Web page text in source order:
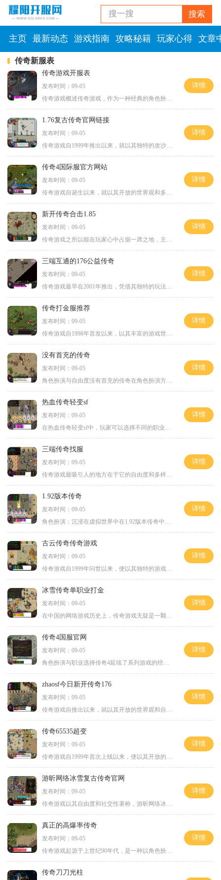
搜一搜 搜索
主页 最新动态 游戏指南 攻略秘籍 玩家心得 文章
传奇新服表
传奇游戏开服表
发布时间：09-05
详情
1.76复古传奇官网链接
发布时间：09-05
详情
传奇4国际服官方网站
发布时间：09-05
详情
新开传奇合击1.85
发布时间：09-05
详情
三端互通的176公益传奇
发布时间：09-05
详情
传奇打金服推荐
发布时间：09-05
详情
没有首充的传奇
发布时间：09-05
详情
热血传奇轻变sf
发布时间：09-05
详情
三端传奇找服
发布时间：09-05
详情
1.92版本传奇
发布时间：09-05
详情
古云传奇传奇游戏
发布时间：09-05
详情
冰雪传奇单职业打金
发布时间：09-05
详情
传奇4国服官网
发布时间：09-05
详情
zhaosf今日新开传奇176
发布时间：09-05
详情
传奇65535超变
发布时间：09-05
详情
游昕网络冰雪复古传奇官网
发布时间：09-05
详情
真正的高爆率传奇
发布时间：09-05
详情
传奇刀刀光柱